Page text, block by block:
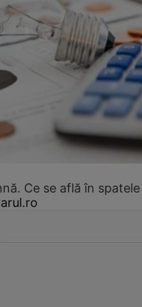
Ce se află în spatele